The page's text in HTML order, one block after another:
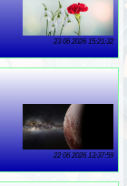
23 06 2026 15:21:32
22 06 2026 13:37:59